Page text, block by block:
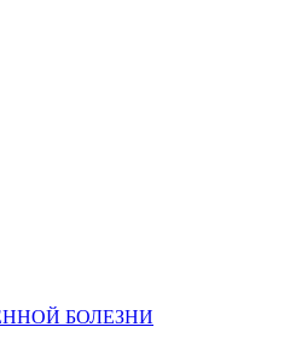
БОЛЕЗНИ